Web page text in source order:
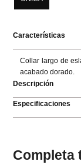
Características
Collar largo de
acabado dorado.
Descripción
Especificaciones
Completa